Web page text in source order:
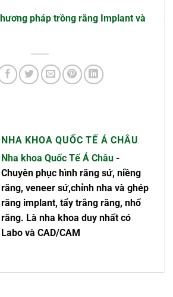
pháp trồng răng Implant và
NHA KHOA QUỐC TẾ Á CHÂU
Nha khoa Quốc Tế Á Châu -
Chuyên phục hình răng sứ, niềng
răng, veneer sứ,chỉnh nha và ghép
răng implant, tẩy trắng răng, nhổ
răng. Là nha khoa duy nhất có
Labo và CAD/CAM